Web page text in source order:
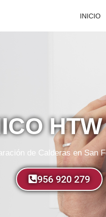
INICIO
de Calderas en San
956 920 279